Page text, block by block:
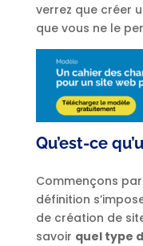
verrez que créer
que vous ne le
Qu’est-ce
Commençons
définition
de création de
savoir quel type